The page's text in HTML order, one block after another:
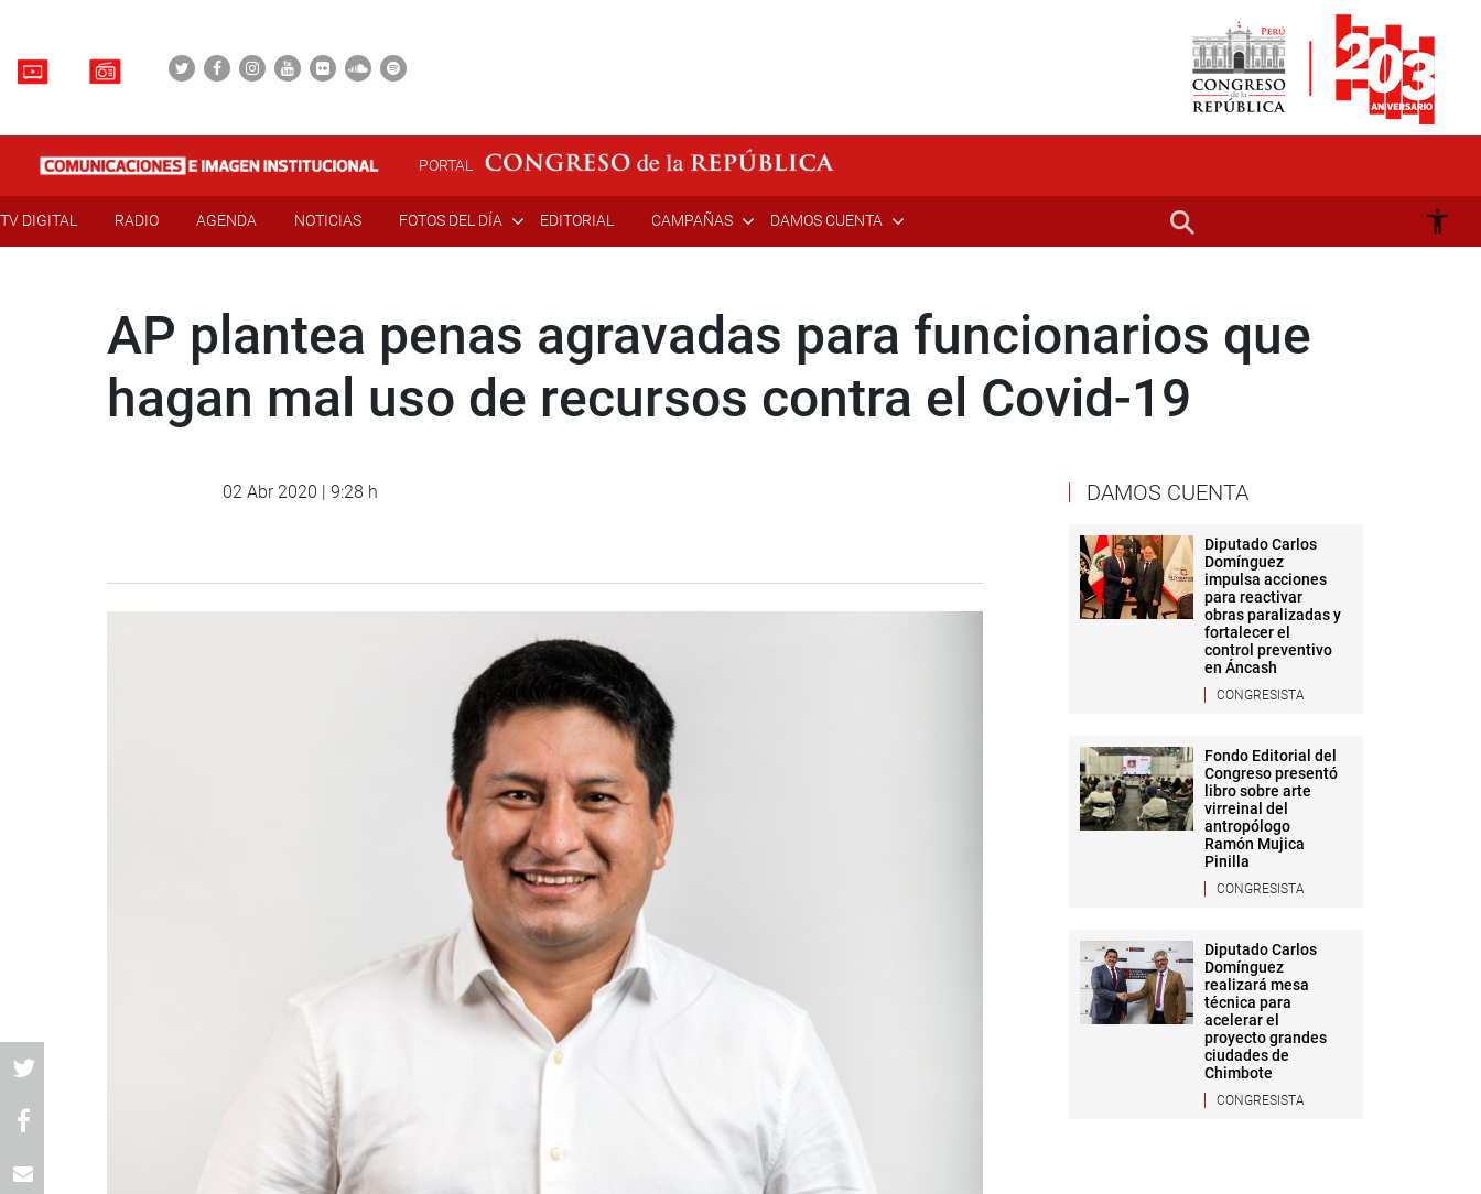
PORTAL
TV DIGITAL RADIO AGENDA NOTICIAS FOTOS DEL DÍA EDITORIAL CAMPAÑAS DAMOS CUENTA
AP plantea penas agravadas para funcionarios que
hagan mal uso de recursos contra el Covid-19
02 Abr 2020 | 9:28 h DAMOS CUENTA
Diputado Carlos
Domínguez
impulsa acciones
para reactivar
obras paralizadas y
fortalecer el
control preventivo
en Áncash
CONGRESISTA
Fondo Editorial del
Congreso presentó
libro sobre arte
virreinal del
antropólogo
Ramón Mujica
Pinilla
CONGRESISTA
Diputado Carlos
Domínguez
realizará mesa
técnica para
acelerar el
proyecto grandes
ciudades de
Chimbote
CONGRESISTA